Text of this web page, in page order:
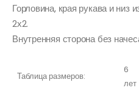
Горловина, края рукава и низ
2х2.
Внутренняя сторона без
Таблица размеров:
6
лет